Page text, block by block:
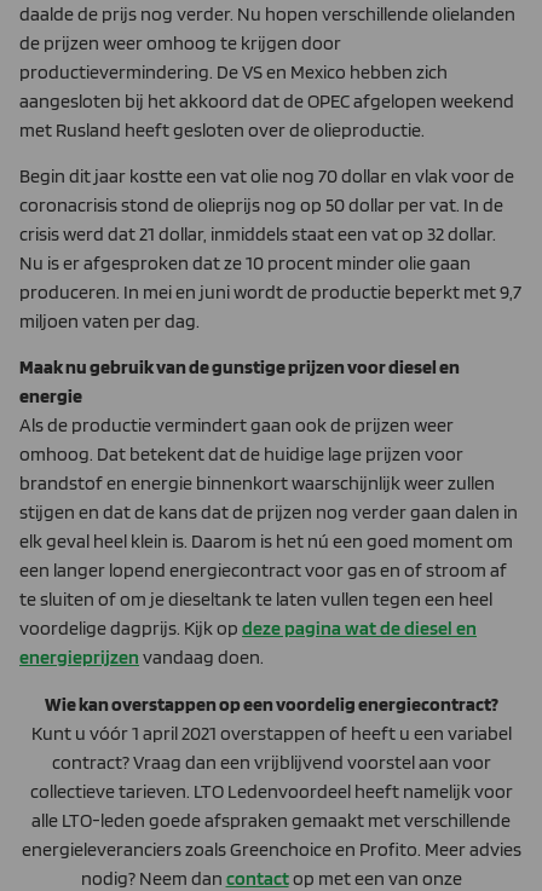
daalde de prijs nog verder. Nu hopen verschillende olielanden
de prijzen weer omhoog te krijgen door
productievermindering. De VS en Mexico hebben zich
aangesloten bij het akkoord dat de OPEC afgelopen weekend
met Rusland heeft gesloten over de olieproductie.
Begin dit jaar kostte een vat olie nog 70 dollar en vlak voor de
coronacrisis stond de olieprijs nog op 50 dollar per vat. In de
crisis werd dat 21 dollar, inmiddels staat een vat op 32 dollar.
Nu is er afgesproken dat ze 10 procent minder olie gaan
produceren. In mei en juni wordt de productie beperkt met 9,7
miljoen vaten per dag.
Maak nu gebruik van de gunstige prijzen voor diesel en
energie
Als de productie vermindert gaan ook de prijzen weer
omhoog. Dat betekent dat de huidige lage prijzen voor
brandstof en energie binnenkort waarschijnlijk weer zullen
stijgen en dat de kans dat de prijzen nog verder gaan dalen in
elk geval heel klein is. Daarom is het nú een goed moment om
een langer lopend energiecontract voor gas en of stroom af
te sluiten of om je dieseltank te laten vullen tegen een heel
voordelige dagprijs. Kijk op deze pagina wat de diesel en
energieprijzen vandaag doen.
Wie kan overstappen op een voordelig energiecontract?
Kunt u vóór 1 april 2021 overstappen of heeft u een variabel
contract? Vraag dan een vrijblijvend voorstel aan voor
collectieve tarieven. LTO Ledenvoordeel heeft namelijk voor
alle LTO-leden goede afspraken gemaakt met verschillende
energieleveranciers zoals Greenchoice en Profito. Meer advies
nodig? Neem dan contactop met een van onze